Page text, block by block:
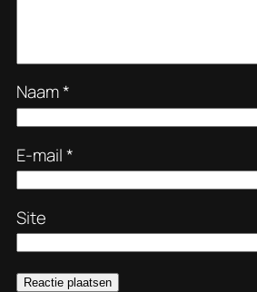
Naam*
E-mail*
Site